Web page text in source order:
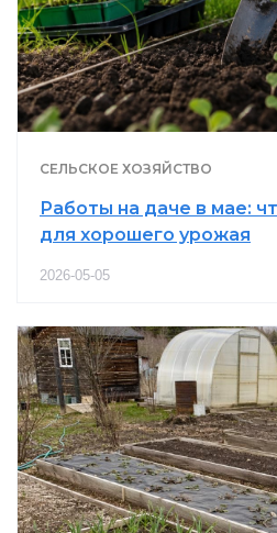
СЕЛЬСКОЕ ХОЗЯЙСТВО
Работы на даче в мае:
для хорошего урожая
2026-05-05